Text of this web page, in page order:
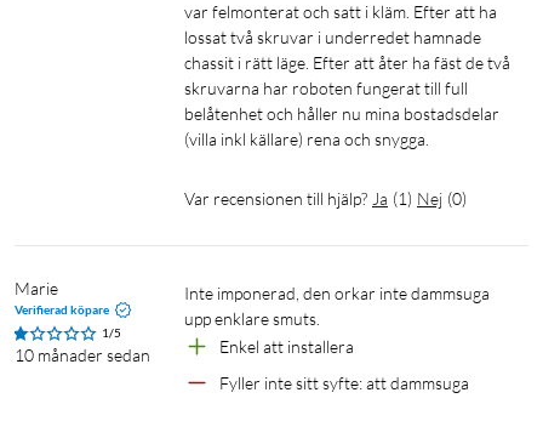
varje pass. Dessutom identifierar roboten mattor med hjälp av
ultraljud och ökar automatiskt sugkraften för en grundligare
Identifierar och undviker hinder – med Reactive
Reactive AI 2.0 är en smart teknik som med hjälp av RGB-
identifierats vet robotdammsugaren hur den bäst tar sig runt
och förbi hindret för att kunna fortsätta dammsuga och
rengöra golv och mattor.
var felmonterat och satt i kläm. Efter att ha
lossat två skruvar i underredet hamnade
chassit i rätt läge. Efter att åter ha fäst de två
skruvarna har roboten fungerat till full
belåtenhet och håller nu mina bostadsdelar
(villa inkl källare) rena och snygga.
Var recensionen till hjälp? Ja (1) Nej (0)
Marie
Verifierad köpare
1/5
10 månader sedan
Inte imponerad, den orkar inte dammsuga
upp enklare smuts.
Enkel att installera
Fyller inte sitt syfte: att dammsuga